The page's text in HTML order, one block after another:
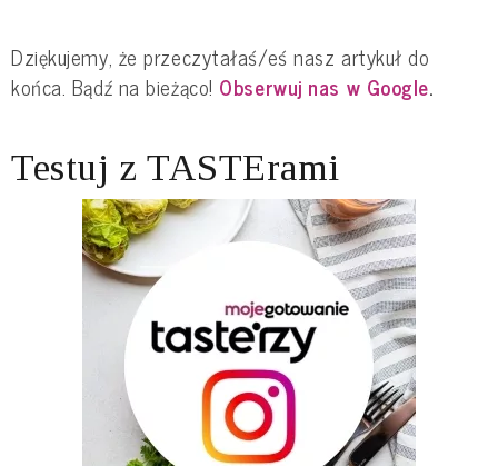
Dziękujemy, że przeczytałaś/eś nasz artykuł do
końca. Bądź na bieżąco! Obserwuj nas w Google.
Testuj z TASTErami